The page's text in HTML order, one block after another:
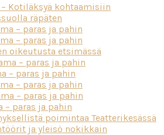
Kotiläksyä kohtaamisiin
räpäten
– paras ja pahin
– paras ja pahin
oikeutusta etsimässä
– paras ja pahin
– paras ja pahin
– paras ja pahin
– paras ja pahin
– paras ja pahin
poimintaa Teatterikesässä
ja yleisö nokikkain